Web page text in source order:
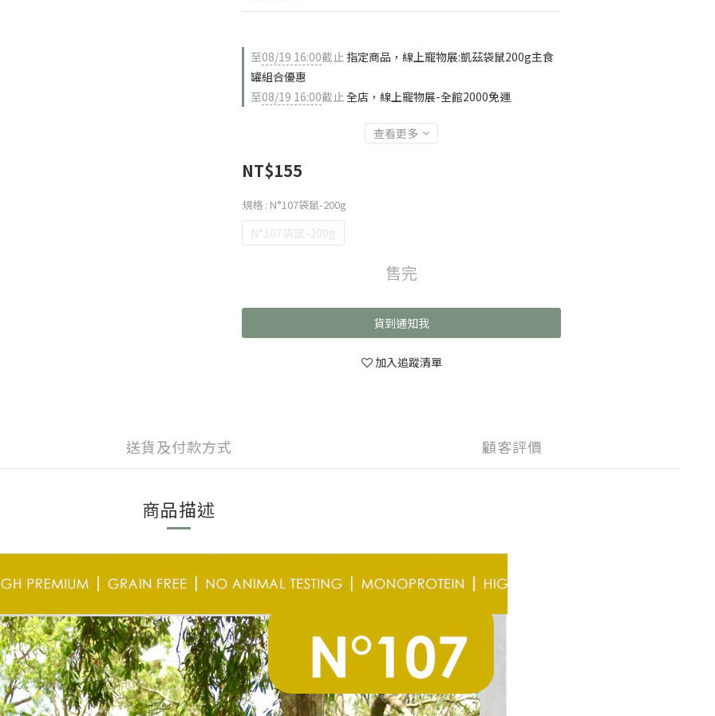
至08/19 16:00截止 指定商品，線上寵物展:凱茲袋鼠200g主食
罐組合優惠
至08/19 16:00截止全店，線上寵物展-全館2000免運
查看更多
NT$155
規格 : N°107袋鼠-200g
N°107袋鼠-200g
售完
貨到通知我
加入追蹤清單
送貨及付款方式 顧客評價
商品描述